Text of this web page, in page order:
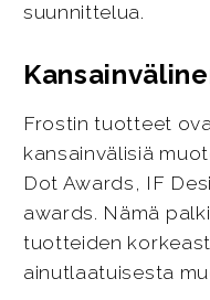
suunnittelua.
Frostin tuotteet
kansainvälisiä
Dot Awards, IF
awards. Nämä
tuotteiden
ainutlaatuisesta